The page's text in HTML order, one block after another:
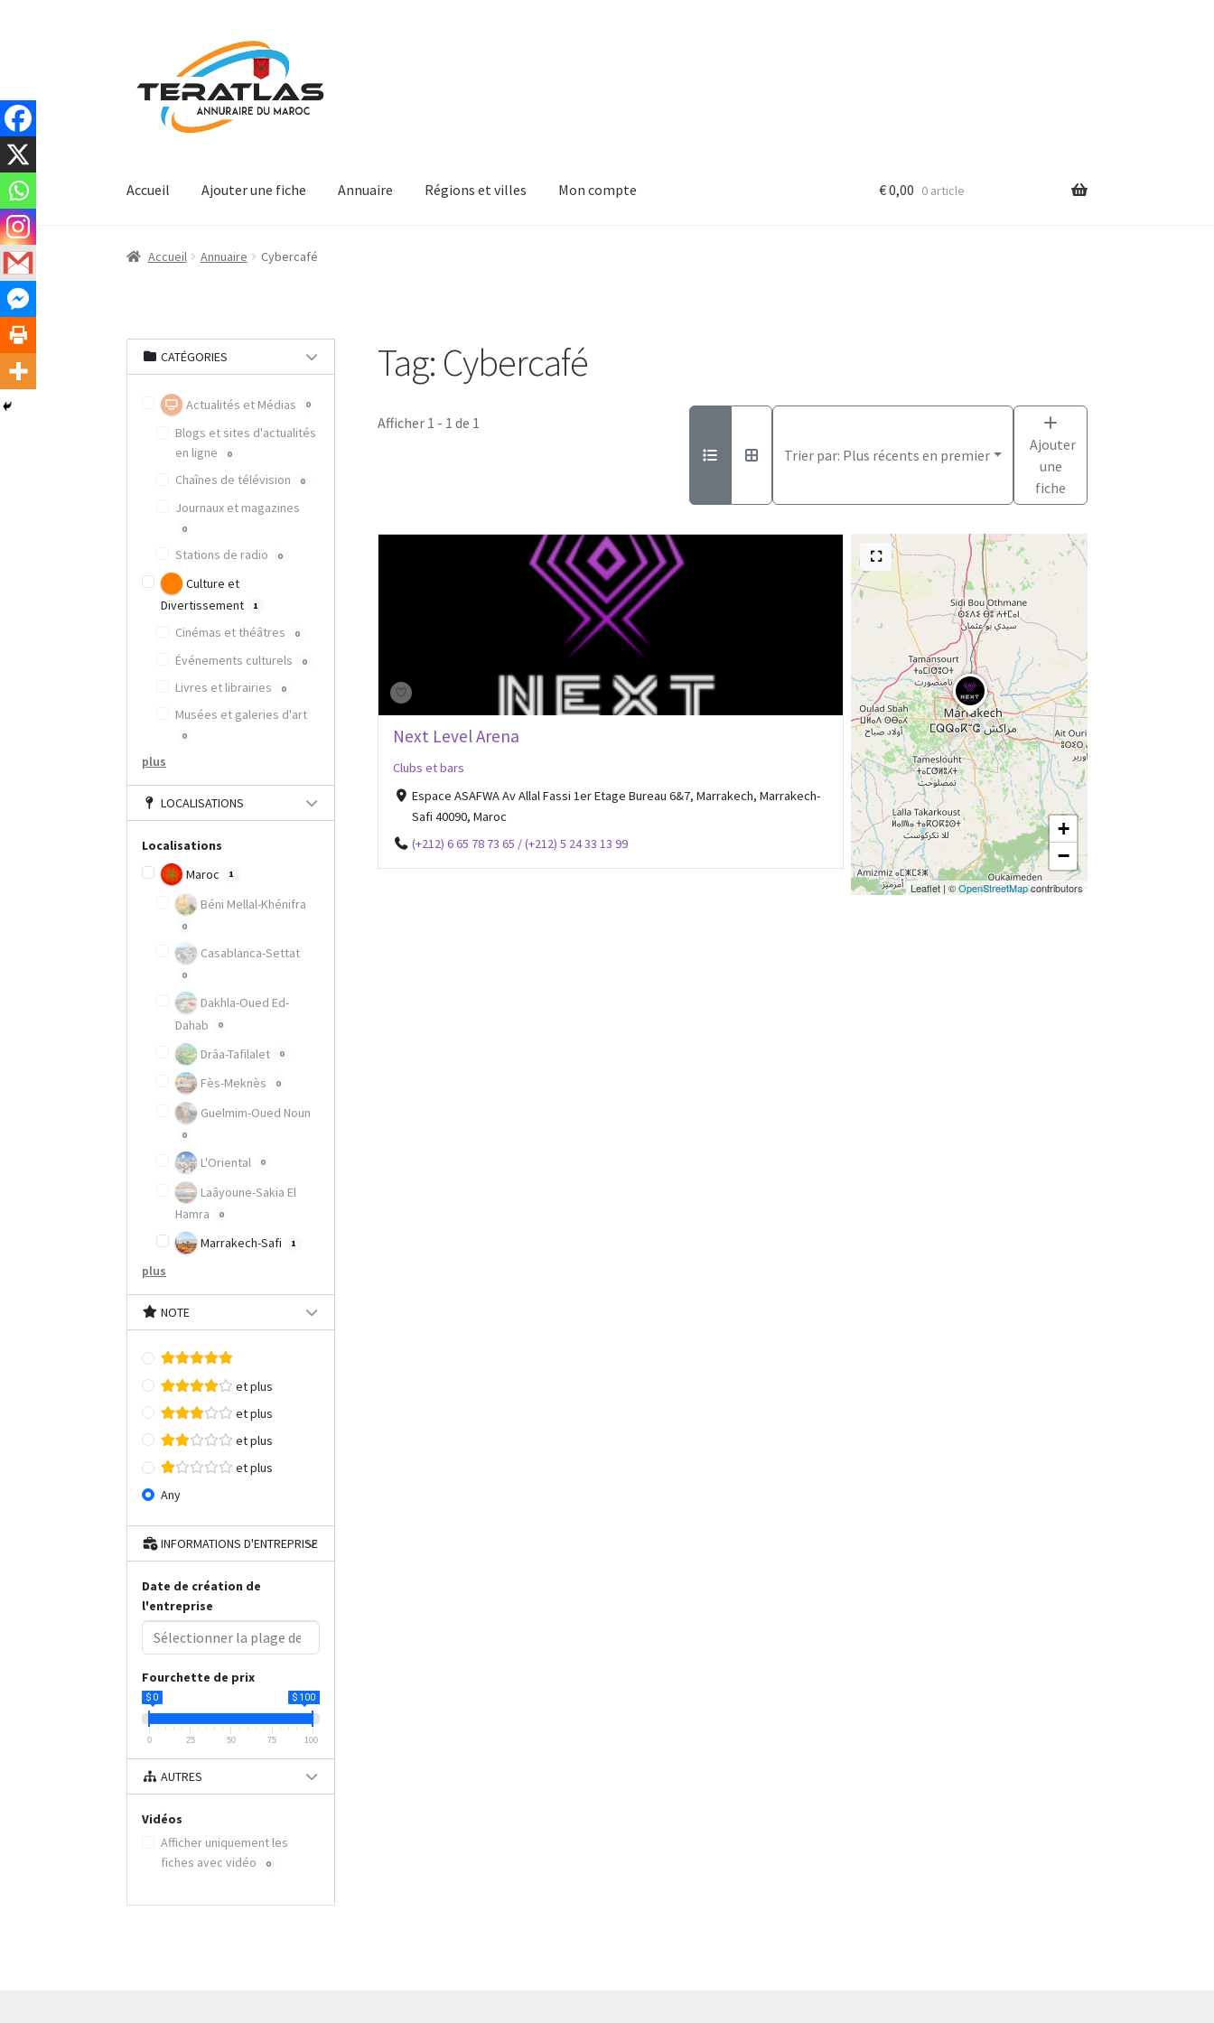
la
navigation
contenu
Accueil Ajouter une fiche Annuaire Régions et villes Mon compte €0,00 0 article
Accueil Annuaire Cybercafé
Tag: Cybercafé
Afficher 1 - 1 de 1
Trier par: Plus récents en premier
Ajouter
une
fiche
Next Level Arena
Clubs et bars
Espace ASAFWA Av Allal Fassi 1er Etage Bureau 6&7, Marrakech, Marrakech-
Safi 40090, Maroc
(+212) 6 65 78 73 65 / (+212) 5 24 33 13 99
+
−
Leaflet | ©OpenStreetMapcontributors
CATÉGORIES
Actualités et Médias 0
Blogs et sites d'actualités
en ligne
0
Chaînes de télévision 0
Journaux et magazines
0
Stations de radio 0
Culture et
Divertissement
1
Cinémas et théâtres 0
Événements culturels 0
Livres et librairies 0
Musées et galeries d'art
0
plus
LOCALISATIONS
Localisations
Maroc
1
Béni Mellal-Khénifra
0
Casablanca-Settat
0
Dakhla-Oued Ed-
Dahab
0
Drâa-Tafilalet 0
Fès-Meknès 0
Guelmim-Oued Noun
0
L'Oriental 0
Laâyoune-Sakia El
Hamra
0
Marrakech-Safi 1
plus
NOTE
et plus
et plus
et plus
et plus
Any
INFORMATIONS D'ENTREPRISE
Date de création de
l'entreprise
Fourchette de prix
$ 0 $ 100
0 25 50 75 100
AUTRES
Vidéos
Afficher uniquement les
fiches avec vidéo
0